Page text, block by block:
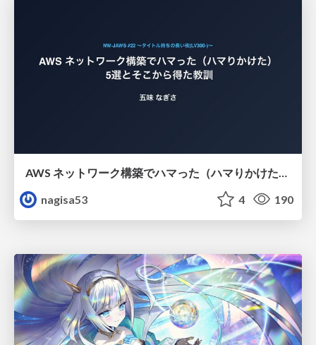
nagisa53
4 190